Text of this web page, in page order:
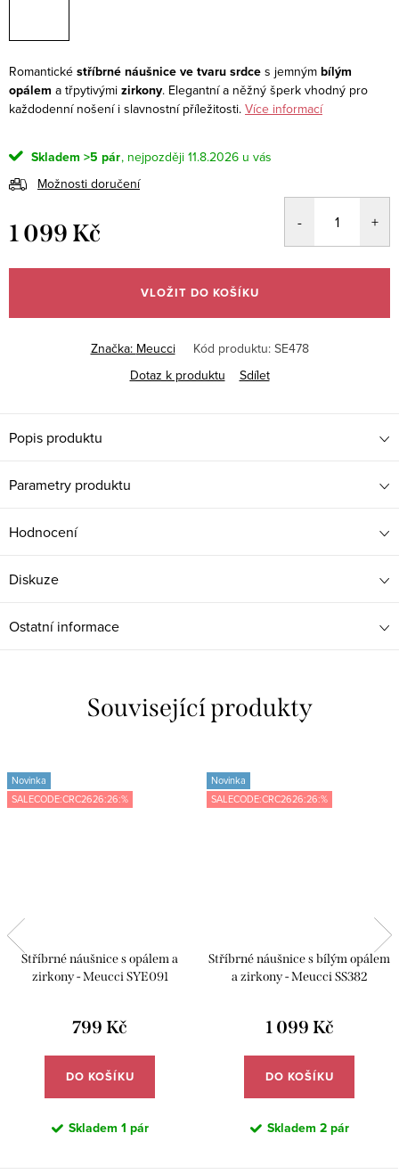
Romantické stříbrné náušnice ve tvaru srdce s jemným bílým
opálem a třpytivými zirkony. Elegantní a něžný šperk vhodný pro
každodenní nošení i slavnostní příležitosti. Více informací
Skladem >5 pár
11.8.2026
Možnosti doručení
1 099 Kč
cena:
VLOŽIT DO KOŠÍKU
Značka: Meucci Kód produktu: SE478
Dotaz k produktu
Sdílet
Popis produktu
Parametry produktu
Hodnocení
Diskuze
Ostatní informace
Související produkty
Novinka
SALECODE:CRC2626:26:%
Stříbrné náušnice s opálem a
zirkony - Meucci SYE091
799 Kč
DO KOŠÍKU
Skladem 1 pár
Novinka
SALECODE:CRC2626:26:%
Stříbrné náušnice s bílým opálem
a zirkony - Meucci SS382
1 099 Kč
DO KOŠÍKU
Skladem 2 pár